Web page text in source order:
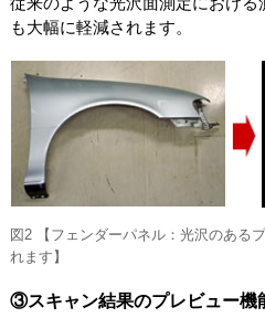
も大幅に軽減されます。
図2 【フェンダーパネル：光沢のある
れます】
③スキャン結果のプレビュー機